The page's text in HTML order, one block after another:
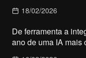
18/02/2026
De ferramenta a
ano de uma IA mais